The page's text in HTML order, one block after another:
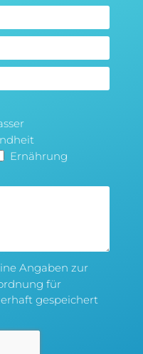
Ernährung
Angaben zur
für
gespeichert